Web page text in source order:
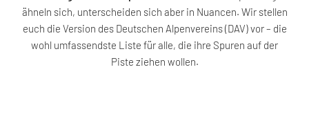
ähneln sich, unterscheiden sich aber in Nuancen. Wir stellen
euch die Version des Deutschen Alpenvereins (DAV) vor – die
wohl umfassendste Liste für alle, die ihre Spuren auf der
Piste ziehen wollen.